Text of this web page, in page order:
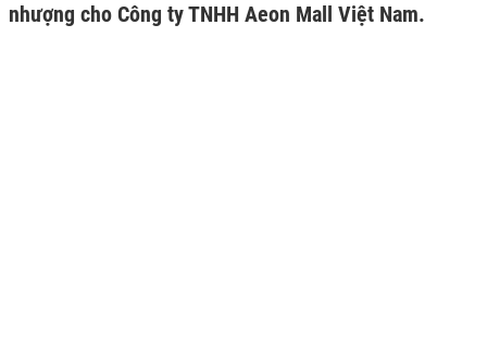
nhượng cho Công ty TNHH Aeon Mall Việt Nam.